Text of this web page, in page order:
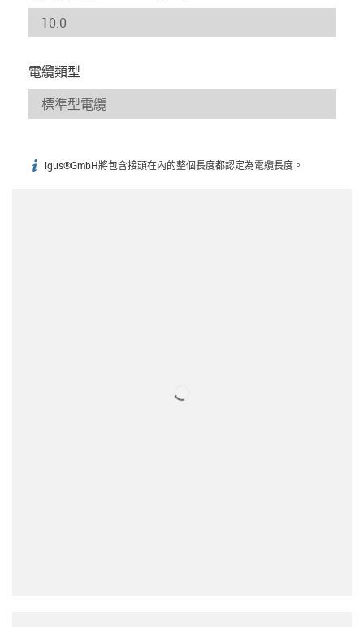
電纜類型
igus-icon-info
igus®GmbH將包含接頭在內的整個長度都認定為電纜長度。